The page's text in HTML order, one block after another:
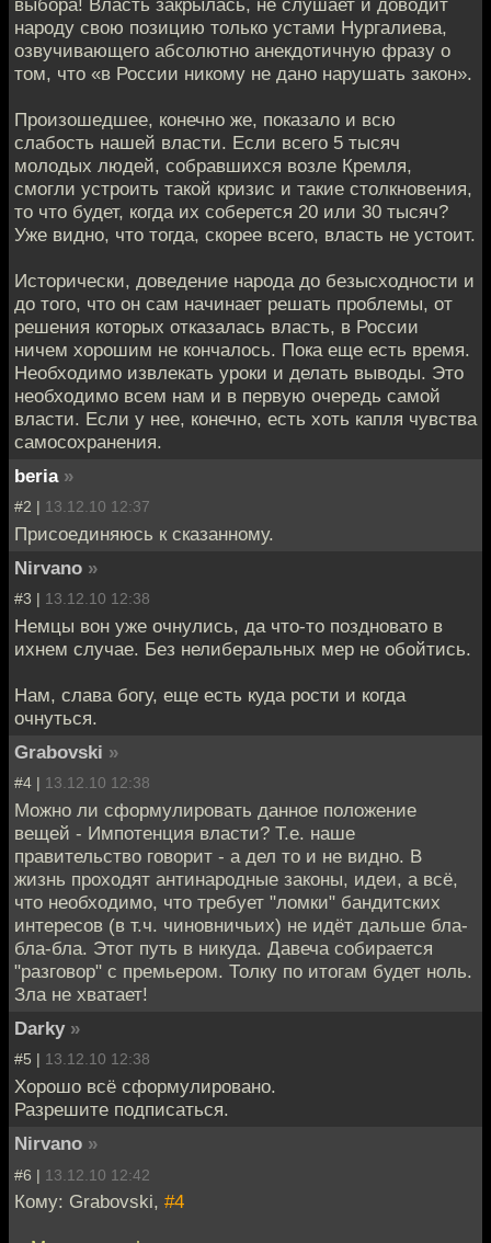
выбора! Власть закрылась, не слушает и доводит
народу свою позицию только устами Нургалиева,
озвучивающего абсолютно анекдотичную фразу о
том, что «в России никому не дано нарушать закон».
Произошедшее, конечно же, показало и всю
слабость нашей власти. Если всего 5 тысяч
молодых людей, собравшихся возле Кремля,
смогли устроить такой кризис и такие столкновения,
то что будет, когда их соберется 20 или 30 тысяч?
Уже видно, что тогда, скорее всего, власть не устоит.
Исторически, доведение народа до безысходности и
до того, что он сам начинает решать проблемы, от
решения которых отказалась власть, в России
ничем хорошим не кончалось. Пока еще есть время.
Необходимо извлекать уроки и делать выводы. Это
необходимо всем нам и в первую очередь самой
власти. Если у нее, конечно, есть хоть капля чувства
самосохранения.
beria »
#2 | 13.12.10 12:37
Присоединяюсь к сказанному.
Nirvano »
#3 | 13.12.10 12:38
Немцы вон уже очнулись, да что-то поздновато в
ихнем случае. Без нелиберальных мер не обойтись.
Нам, слава богу, еще есть куда рости и когда
очнуться.
Grabovski »
#4 | 13.12.10 12:38
Можно ли сформулировать данное положение
вещей - Импотенция власти? Т.е. наше
правительство говорит - а дел то и не видно. В
жизнь проходят антинародные законы, идеи, а всё,
что необходимо, что требует "ломки" бандитских
интересов (в т.ч. чиновничьих) не идёт дальше бла-
бла-бла. Этот путь в никуда. Давеча собирается
"разговор" с премьером. Толку по итогам будет ноль.
Зла не хватает!
Darky »
#5 | 13.12.10 12:38
Хорошо всё сформулировано.
Разрешите подписаться.
Nirvano »
#6 | 13.12.10 12:42
Кому: Grabovski, #4